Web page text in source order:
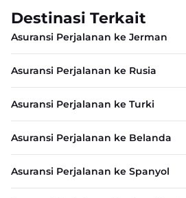
Destinasi Terkait
Asuransi Perjalanan ke Jerman
Asuransi Perjalanan ke Rusia
Asuransi Perjalanan ke Turki
Asuransi Perjalanan ke Belanda
Asuransi Perjalanan ke Spanyol